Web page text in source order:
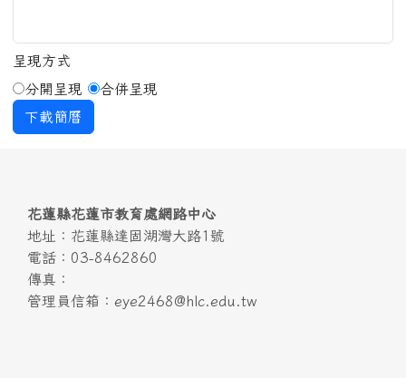
呈現方式
分開呈現
合併呈現
下載簡曆
頁尾區域內容
花蓮縣花蓮市教育處網路中心
地址：花蓮縣達固湖灣大路1號
電話：03-8462860
傳真：
管理員信箱：eye2468@hlc.edu.tw